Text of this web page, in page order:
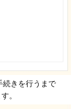
続きを行うまで
。